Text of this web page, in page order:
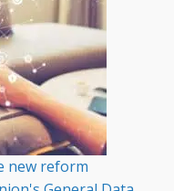
new reform